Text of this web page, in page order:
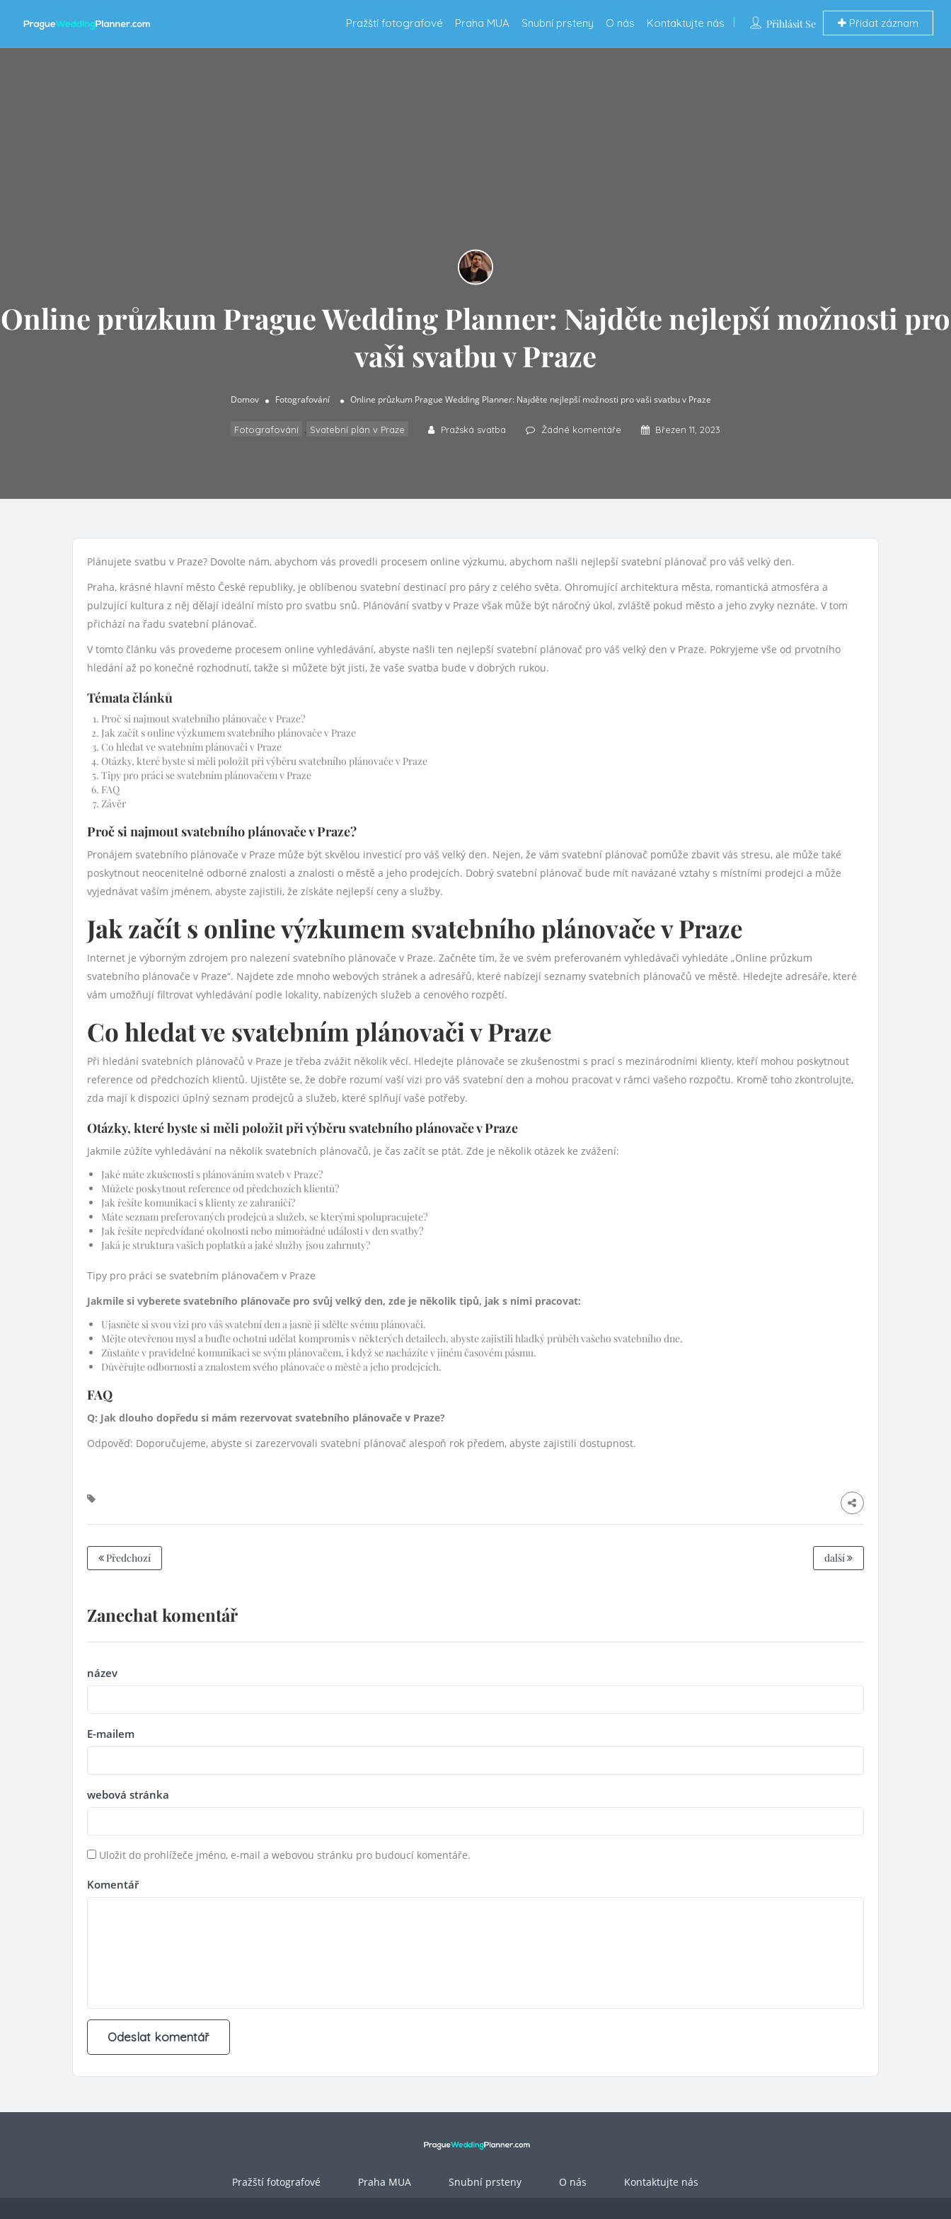
Přihlásit Se Přidat záznam
Pražští fotografové Praha MUA Snubní prsteny O nás Kontaktujte nás
Online průzkum Prague Wedding Planner: Najděte nejlepší možnosti pro
vaši svatbu v Praze
Domov Fotografování Online průzkum Prague Wedding Planner: Najděte nejlepší možnosti pro vaši svatbu v Praze
Fotografování Svatební plán v Praze Pražská svatba Žádné komentáře Březen 11, 2023
Plánujete svatbu v Praze? Dovolte nám, abychom vás provedli procesem online výzkumu, abychom našli nejlepší svatební plánovač pro váš velký den.
Praha, krásné hlavní město České republiky, je oblíbenou svatební destinací pro páry z celého světa. Ohromující architektura města, romantická atmosféra a
pulzující kultura z něj dělají ideální místo pro svatbu snů. Plánování svatby v Praze však může být náročný úkol, zvláště pokud město a jeho zvyky neznáte. V tom
přichází na řadu svatební plánovač.
V tomto článku vás provedeme procesem online vyhledávání, abyste našli ten nejlepší svatební plánovač pro váš velký den v Praze. Pokryjeme vše od prvotního
hledání až po konečné rozhodnutí, takže si můžete být jisti, že vaše svatba bude v dobrých rukou.
Témata článků
Proč si najmout svatebního plánovače v Praze?
Jak začít s online výzkumem svatebního plánovače v Praze
Co hledat ve svatebním plánovači v Praze
Otázky, které byste si měli položit při výběru svatebního plánovače v Praze
Tipy pro práci se svatebním plánovačem v Praze
FAQ
Závěr
Proč si najmout svatebního plánovače v Praze?
Pronájem svatebního plánovače v Praze může být skvělou investicí pro váš velký den. Nejen, že vám svatební plánovač pomůže zbavit vás stresu, ale může také
poskytnout neocenitelné odborné znalosti a znalosti o městě a jeho prodejcích. Dobrý svatební plánovač bude mít navázané vztahy s místními prodejci a může
vyjednávat vaším jménem, abyste zajistili, že získáte nejlepší ceny a služby.
Jak začít s online výzkumem svatebního plánovače v Praze
Internet je výborným zdrojem pro nalezení svatebního plánovače v Praze. Začněte tím, že ve svém preferovaném vyhledávači vyhledáte „Online průzkum
svatebního plánovače v Praze“. Najdete zde mnoho webových stránek a adresářů, které nabízejí seznamy svatebních plánovačů ve městě. Hledejte adresáře, které
vám umožňují filtrovat vyhledávání podle lokality, nabízených služeb a cenového rozpětí.
Co hledat ve svatebním plánovači v Praze
Při hledání svatebních plánovačů v Praze je třeba zvážit několik věcí. Hledejte plánovače se zkušenostmi s prací s mezinárodními klienty, kteří mohou poskytnout
reference od předchozích klientů. Ujistěte se, že dobře rozumí vaší vizi pro váš svatební den a mohou pracovat v rámci vašeho rozpočtu. Kromě toho zkontrolujte,
zda mají k dispozici úplný seznam prodejců a služeb, které splňují vaše potřeby.
Otázky, které byste si měli položit při výběru svatebního plánovače v Praze
Jakmile zúžíte vyhledávání na několik svatebních plánovačů, je čas začít se ptát. Zde je několik otázek ke zvážení:
Jaké máte zkušenosti s plánováním svateb v Praze?
Můžete poskytnout reference od předchozích klientů?
Jak řešíte komunikaci s klienty ze zahraničí?
Máte seznam preferovaných prodejců a služeb, se kterými spolupracujete?
Jak řešíte nepředvídané okolnosti nebo mimořádné události v den svatby?
Jaká je struktura vašich poplatků a jaké služby jsou zahrnuty?
Tipy pro práci se svatebním plánovačem v Praze
Jakmile si vyberete svatebního plánovače pro svůj velký den, zde je několik tipů, jak s nimi pracovat:
Ujasněte si svou vizi pro váš svatební den a jasně ji sdělte svému plánovači.
Mějte otevřenou mysl a buďte ochotni udělat kompromis v některých detailech, abyste zajistili hladký průběh vašeho svatebního dne.
Zůstaňte v pravidelné komunikaci se svým plánovačem, i když se nacházíte v jiném časovém pásmu.
Důvěřujte odbornosti a znalostem svého plánovače o městě a jeho prodejcích.
FAQ
Q: Jak dlouho dopředu si mám rezervovat svatebního plánovače v Praze?
Odpověď: Doporučujeme, abyste si zarezervovali svatební plánovač alespoň rok předem, abyste zajistili dostupnost.
Předchozí další
Zanechat komentář
název
E-mailem
webová stránka
Uložit do prohlížeče jméno, e-mail a webovou stránku pro budoucí komentáře.
Komentář
Pražští fotografové Praha MUA Snubní prsteny O nás Kontaktujte nás